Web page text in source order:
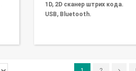
1D, 2D сканер штрих кода.
USB, Bluetooth.